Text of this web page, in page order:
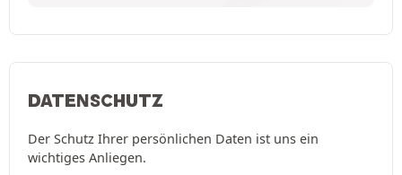
DATENSCHUTZ
Der Schutz Ihrer persönlichen Daten ist uns ein
wichtiges Anliegen.